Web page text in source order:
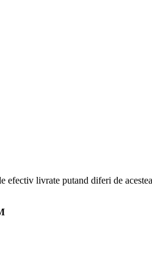
livrate putand diferi de